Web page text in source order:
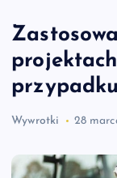
Wywrotki 28